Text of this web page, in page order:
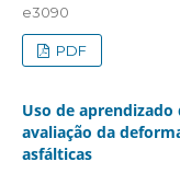
e3090
PDF
Uso de
avaliação da
asfálticas